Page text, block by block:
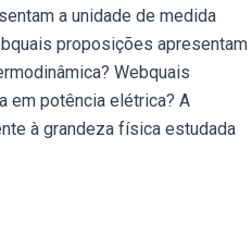
a unidade de medida
proposições apresentam
Webquais
em potência elétrica? A
à grandeza física estudada